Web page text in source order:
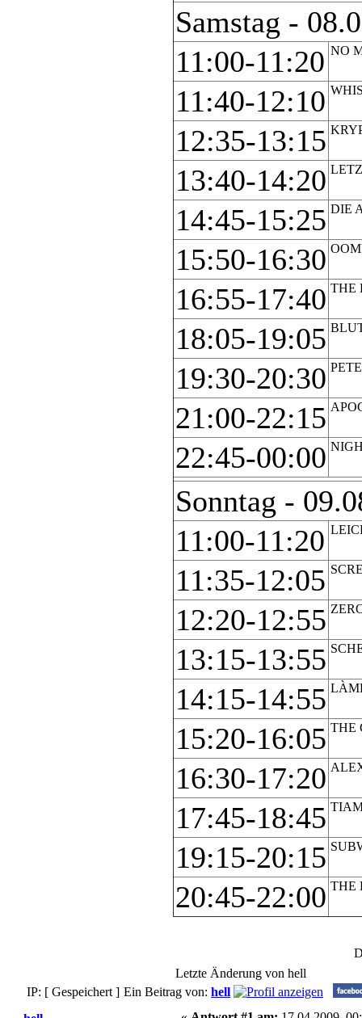
Samstag -
11:00-11:20 NO
11:40-12:10
12:35-13:15
13:40-14:20
14:45-15:25 DIE
15:50-16:30
16:55-17:40 THE
18:05-19:05
19:30-20:30
21:00-22:15
22:45-00:00
Sonntag -
11:00-11:20
11:35-12:05
12:20-12:55
13:15-13:55
14:15-14:55
15:20-16:05 THE
16:30-17:20
17:45-18:45
19:15-20:15
20:45-22:00 THE
Letzte Änderung von hell
IP: [ Gespeichert ] Ein Beitrag von: hell